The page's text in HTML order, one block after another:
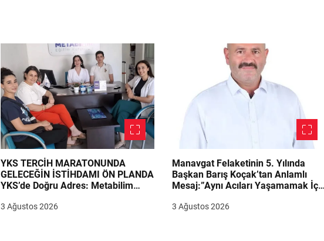
YKS TERCİH MARATONUNDA
GELECEĞİN İSTİHDAMI ÖN PLANDA
YKS’de Doğru Adres: Metabilim
Emrinde
3 Ağustos 2026
Manavgat Felaketinin 5. Yılında
Başkan Barış Koçak’tan Anlamlı
Mesaj:”Aynı Acıları Yaşamamak
3 Ağustos 2026